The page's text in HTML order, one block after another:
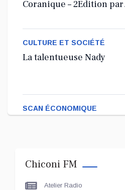
Coranique – 2Édition par
Cour'an
CULTURE ET SOCIÉTÉ
La talentueuse Nady
SCAN ÉCONOMIQUE
Chiconi FM
Atelier Radio